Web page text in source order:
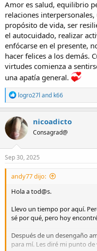
ayuda.
Me siento solo. Trabajo
alguien con quien poder ver
de tonterías.
Un abrazo.
Gracias por escucharme. Digo
Amor es salud, equilibrio
relaciones
propósito de vida, ser
el autocuidado, realizar
enfócarse en el presente,
hacer felices a los demás.
virtudes comienza a
una apatía general.
R
e
a
c
i
o
n
s
logro27l and k66
nicoadicto
Consagrad@
Sep 30, 2025
andy77 dijo:
Hola a tod@s.
Llevo un tiempo por aquí.
sé por qué, pero hoy
Después de un desengaño
para mí. Les diré mi punto de